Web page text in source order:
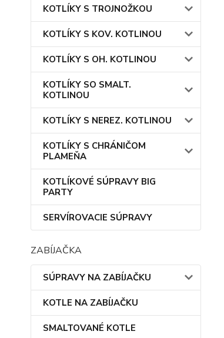
KOTLÍKY S TROJNOŽKOU
KOTLÍKY S KOV. KOTLINOU
KOTLÍKY S OH. KOTLINOU
KOTLÍKY SO SMALT.
KOTLINOU
KOTLÍKY S NEREZ. KOTLINOU
KOTLÍKY S CHRÁNIČOM
PLAMEŇA
KOTLÍKOVÉ SÚPRAVY BIG
PARTY
SERVÍROVACIE SÚPRAVY
ZABÍJAČKA
SÚPRAVY NA ZABÍJAČKU
KOTLE NA ZABÍJAČKU
SMALTOVANÉ KOTLE